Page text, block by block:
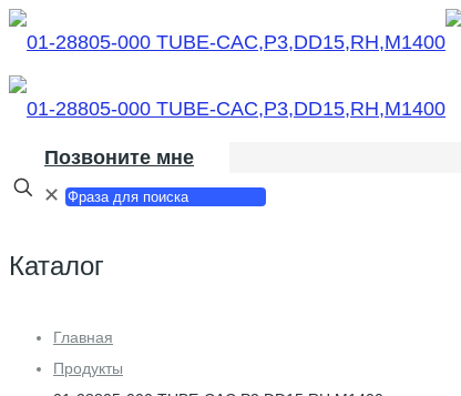
Позвоните мне
✕
Каталог
Главная
Продукты